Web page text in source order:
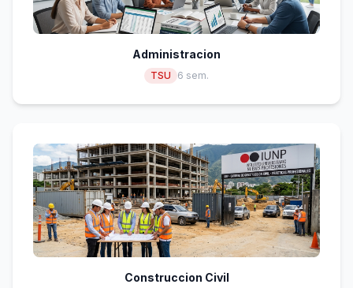
Administracion
TSU 6 sem.
Construccion Civil